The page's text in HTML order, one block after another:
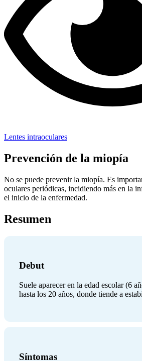
Lentes intraoculares
Prevención de la miopía
No se puede prevenir la miopía. Es
oculares periódicas, incidiendo más en la
el inicio de la enfermedad.
Resumen
Debut
Suele aparecer en la edad escolar (6
hasta los 20 años, donde tiende a
Síntomas